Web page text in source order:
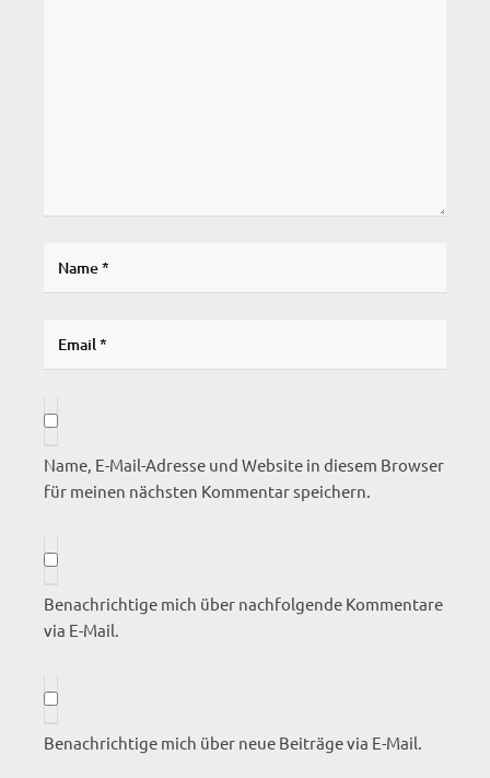
Name, E-Mail-Adresse und Website in diesem Browser
für meinen nächsten Kommentar speichern.
Benachrichtige mich über nachfolgende Kommentare
via E-Mail.
Benachrichtige mich über neue Beiträge via E-Mail.